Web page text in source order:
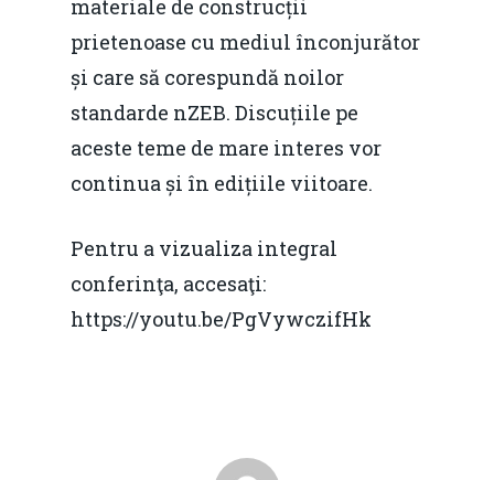
materiale de construcții
prietenoase cu mediul înconjurător
și care să corespundă noilor
standarde nZEB. Discuțiile pe
aceste teme de mare interes vor
continua și în edițiile viitoare.
Pentru a vizualiza integral
conferinţa, accesaţi:
https://youtu.be/PgVywczifHk